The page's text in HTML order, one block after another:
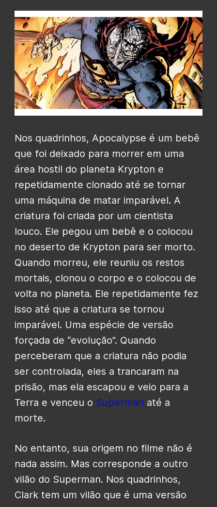
Nos quadrinhos, Apocalypse é um bebê
que foi deixado para morrer em uma
área hostil do planeta Krypton e
repetidamente clonado até se tornar
uma máquina de matar imparável. A
criatura foi criada por um cientista
louco. Ele pegou um bebê e o colocou
no deserto de Krypton para ser morto.
Quando morreu, ele reuniu os restos
mortais, clonou o corpo e o colocou de
volta no planeta. Ele repetidamente fez
isso até que a criatura se tornou
imparável. Uma espécie de versão
forçada de “evolução”. Quando
perceberam que a criatura não podia
ser controlada, eles a trancaram na
prisão, mas ela escapou e veio para a
Terra e venceu o Superman até a
morte.
No entanto, sua origem no filme não é
nada assim. Mas corresponde a outro
vilão do Superman. Nos quadrinhos,
Clark tem um vilão que é uma versão